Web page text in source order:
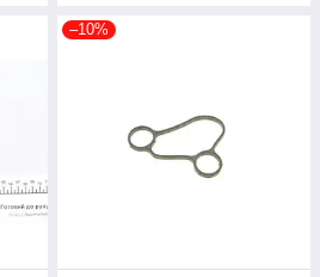
–10%